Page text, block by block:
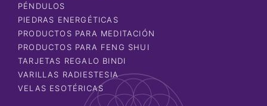
PÉNDULOS
PIEDRAS ENERGÉTICAS
PRODUCTOS PARA MEDITACIÓN
PRODUCTOS PARA FENG SHUI
TARJETAS REGALO BINDI
VARILLAS RADIESTESIA
VELAS ESOTÉRICAS